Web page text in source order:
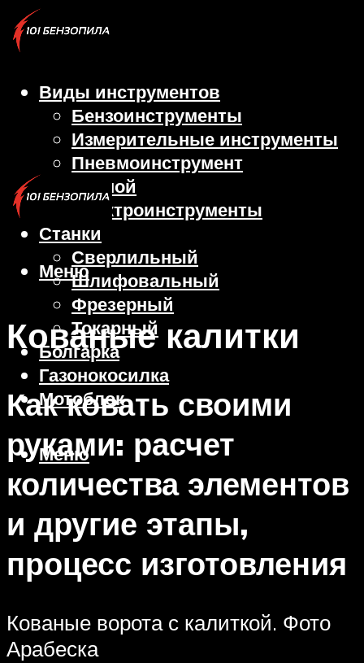
Виды инструментов
Бензоинструменты
Измерительные инструменты
Пневмоинструмент
Ручной
Электроинструменты
Станки
Сверлильный
Шлифовальный
Фрезерный
Токарный
Болгарка
Газонокосилка
Мотоблок
Меню
Меню
Кованые калитки
Как ковать своими
руками: расчет
количества элементов
и другие этапы,
процесс изготовления
Кованые ворота с калиткой. Фото
Арабеска